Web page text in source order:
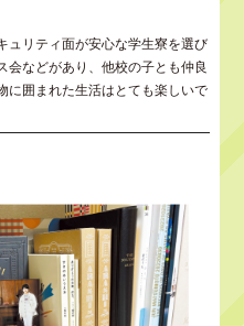
ュリティ面が安心な学生寮を選び
会などがあり、他校の子とも仲良
に囲まれた生活はとても楽しいで